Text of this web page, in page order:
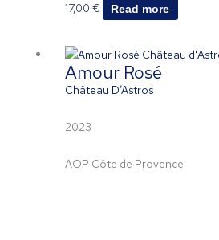
17,00€ Read more
Amour Rosé
Château D’Astros
2023
AOP Côte de Provence
This
product